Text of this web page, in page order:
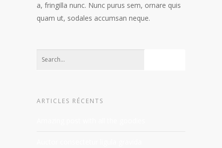
a, fringilla nunc. Nunc purus sem, ornare quis
quam ut, sodales accumsan neque.
ARTICLES RÉCENTS